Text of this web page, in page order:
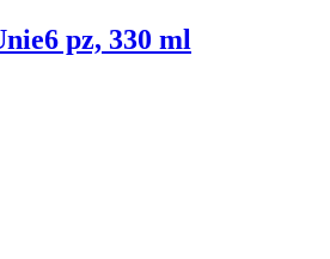
6 pz, 330 ml